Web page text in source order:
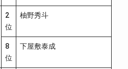
2
位
柚野秀斗
8
位
下屋敷泰成